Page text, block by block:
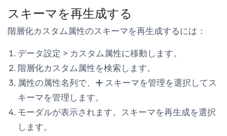
スキーマを再生成する
階層化カスタム属性のスキーマを再生成するには：
データ設定 > カスタム属性に移動します。
階層化カスタム属性を検索します。
属性の属性名列で、 スキーマを管理を選択してス
キーマを管理します。
モーダルが表示されます。 スキーマを再生成を選択
します。